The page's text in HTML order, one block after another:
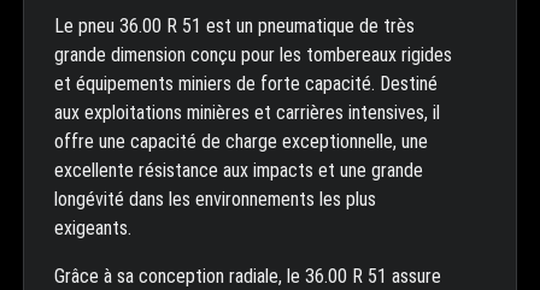
Le pneu 36.00 R 51 est un pneumatique de très
grande dimension conçu pour les tombereaux rigides
et équipements miniers de forte capacité. Destiné
aux exploitations minières et carrières intensives, il
offre une capacité de charge exceptionnelle, une
excellente résistance aux impacts et une grande
longévité dans les environnements les plus
exigeants.
Grâce à sa conception radiale, le 36.00 R 51 assure